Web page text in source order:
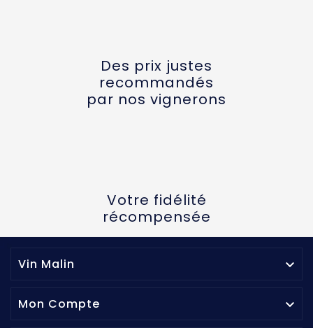
Des prix justes
recommandés
par nos vignerons
Votre fidélité
récompensée
Vin Malin 
Mon Compte 